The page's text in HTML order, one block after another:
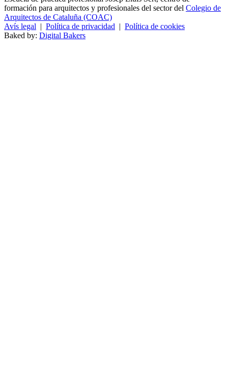
formación para arquitectos y profesionales del sector del Colegio de
Arquitectos de Cataluña (COAC)
Avís legal | Política de privacidad | Política de cookies
Baked by: Digital Bakers